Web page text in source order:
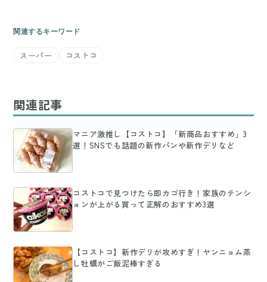
関連するキーワード
スーパー コストコ
関連記事
マニア激推し【コストコ】「新商品おすすめ」3
選！SNSでも話題の新作パンや新作デリなど
コストコで見つけたら即カゴ行き！家族のテンシ
ョンが上がる買って正解のおすすめ3選
【コストコ】新作デリが攻めすぎ！ヤンニョム蒸
し牡蠣がご飯泥棒すぎる